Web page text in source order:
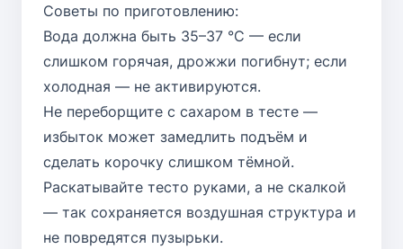
Советы по приготовлению:
Вода должна быть 35–37 °C — если
слишком горячая, дрожжи погибнут; если
холодная — не активируются.
Не переборщите с сахаром в тесте —
избыток может замедлить подъём и
сделать корочку слишком тёмной.
Раскатывайте тесто руками, а не скалкой
— так сохраняется воздушная структура и
не повредятся пузырьки.